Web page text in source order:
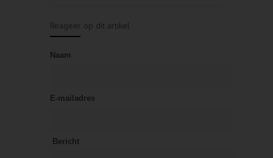
Reageer op dit artikel
Naam
E-mailadres
Bericht